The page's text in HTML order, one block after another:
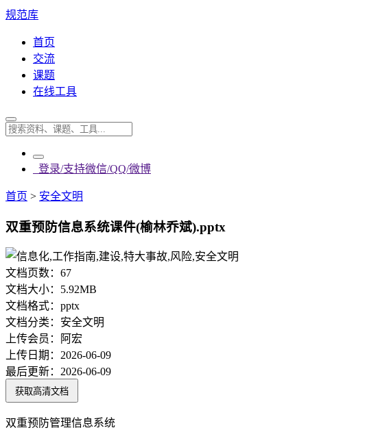
规范库
首页
交流
课题
在线工具
登录/支持微信/QQ/微博
首页 > 安全文明
双重预防信息系统课件(榆林乔斌).pptx
文档页数： 67
文档大小： 5.92MB
文档格式： pptx
文档分类： 安全文明
上传会员：
阿宏
上传日期： 2026-06-09
最后更新： 2026-06-09
获取高清文档
双重预防管理信息系统